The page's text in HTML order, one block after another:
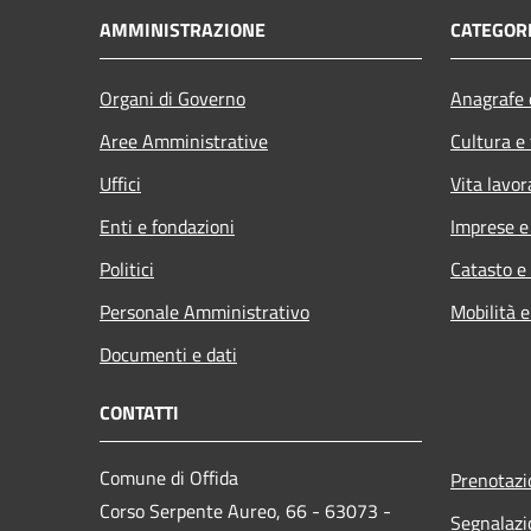
AMMINISTRAZIONE
Organi di Governo
Aree Amministrative
Uffici
Enti e fondazioni
Politici
Personale Amministrativo
Documenti e dati
Cultura
Vita
Imprese
Catasto
Mobilità
CONTATTI
Comune di Offida
Corso Serpente Aureo, 66 - 63073 -